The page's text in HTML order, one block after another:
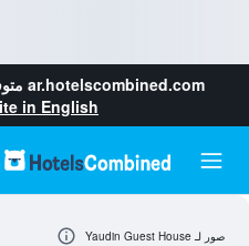
ar.hotelscombined.com
in English
صور لـ Yaudin Guest House